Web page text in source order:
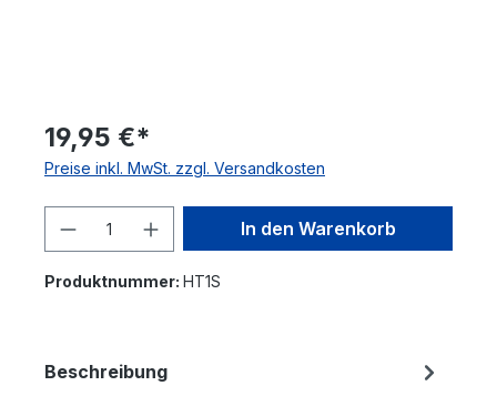
19,95 €*
Preise inkl. MwSt. zzgl. Versandkosten
Produkt Anzahl: Gib den
In den Warenkorb
Produktnummer: HT1S
Beschreibung